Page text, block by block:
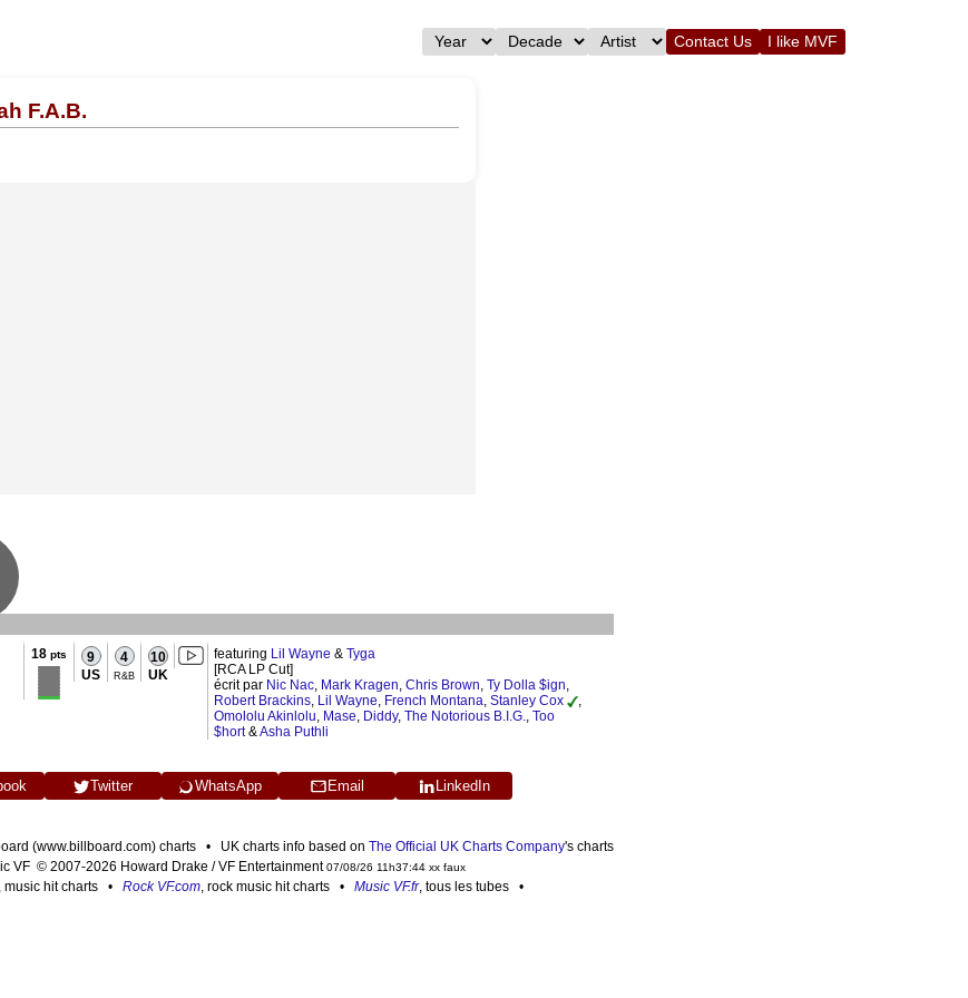
Contact Us I like MVF
F.A.B.
18 pts 9
US
4
R&B
10
UK
featuring Lil Wayne & Tyga
[RCA LP Cut]
écrit par Nic Nac, Mark Kragen, Chris Brown, Ty Dolla $ign,
Robert Brackins, Lil Wayne, French Montana, Stanley Cox
,
Omololu Akinlolu, Mase, Diddy, The Notorious B.I.G., Too
$hort&Asha Puthli
Twitter WhatsApp Email LinkedIn
(www.billboard.com) charts • UK charts info based on The Official UK Charts Company's charts
VF © 2007-2026 Howard Drake / VF Entertainment07/08/26 11h37:44 xx faux
, music hit charts • Rock VF.com, rock music hit charts • Music VF.fr, tous les tubes •